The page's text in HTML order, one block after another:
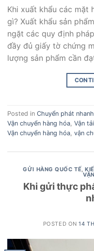
Khi xuất khẩu các mặt
gì? Xuất khẩu sản
ngặt các quy định
đầy đủ giấy tờ chứng
lượng sản phẩm cần
Posted in Chuyển phát
Vận chuyển hàng hóa Vận
Vận chuyển hàng hóa vận
GỬI HÀNG QUỐC TẾ,
Khi gửi thực
POSTED ON14